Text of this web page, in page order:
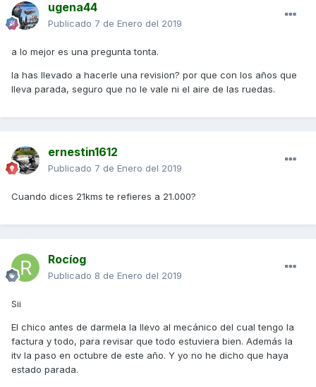
ugena44
Publicado 7 de Enero del 2019
a lo mejor es una pregunta tonta.
la has llevado a hacerle una revision? por que con los años que
lleva parada, seguro que no le vale ni el aire de las ruedas.
ernestin1612
Publicado 7 de Enero del 2019
Cuando dices 21kms te refieres a 21.000?
Rocíog
Publicado 8 de Enero del 2019
Sii
El chico antes de darmela la llevo al mecánico del cual tengo la
factura y todo, para revisar que todo estuviera bien. Además la
itv la paso en octubre de este año. Y yo no he dicho que haya
estado parada.